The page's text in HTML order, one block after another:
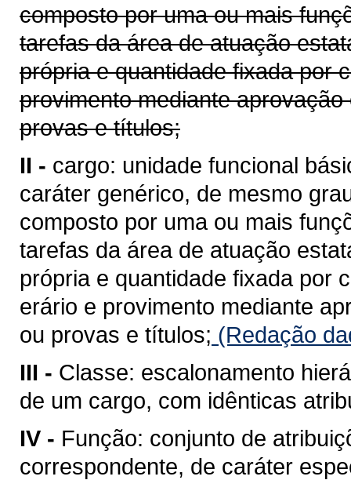
composto por uma ou mais
tarefas da área de atuação
própria e quantidade fixada por
provimento mediante
provas e títulos;
II - cargo: unidade funcional
caráter genérico, de mesmo
composto por uma ou mais
tarefas da área de atuação
própria e quantidade fixada por
erário e provimento mediante
ou provas e títulos; (Redação
III - Classe: escalonamento
de um cargo, com idênticas
IV - Função: conjunto de
correspondente, de caráter